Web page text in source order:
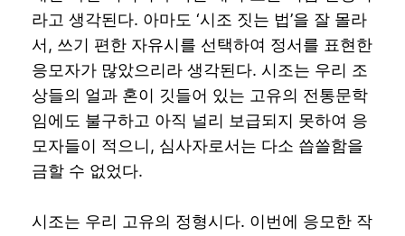
라고 생각된다. 아마도 ‘시조 짓는 법’을 잘 몰라
서, 쓰기 편한 자유시를 선택하여 정서를 표현한
응모자가 많았으리라 생각된다. 시조는 우리 조
상들의 얼과 혼이 깃들어 있는 고유의 전통문학
임에도 불구하고 아직 널리 보급되지 못하여 응
모자들이 적으니, 심사자로서는 다소 씁쓸함을
금할 수 없었다.
시조는 우리 고유의 정형시다. 이번에 응모한 작